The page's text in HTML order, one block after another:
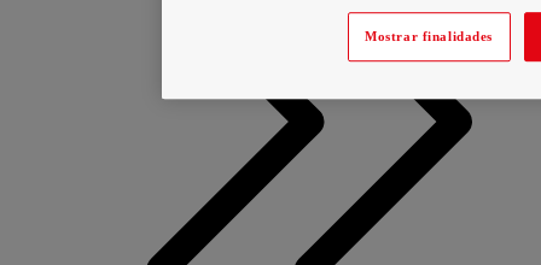
Mostrar finalidades